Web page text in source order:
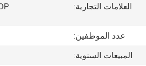
جولة
المعمل
العلامات التجارية:
عدد الموظفين:
المبيعات السنوية: